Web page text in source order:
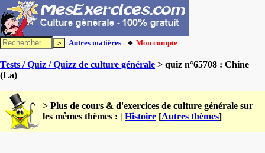
Autres matières | 🔸 Mon compte
Tests / Quiz / Quizz de culture générale > quiz n°65708 : Chine
(La)
> Plus de cours & d'exercices de culture générale sur
les mêmes thèmes : | Histoire [Autres thèmes]